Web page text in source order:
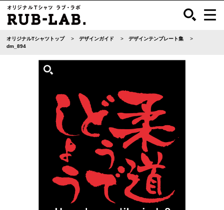
オリジナルTシャツトップ デザインガイド
デザインテンプレート集
dm_894